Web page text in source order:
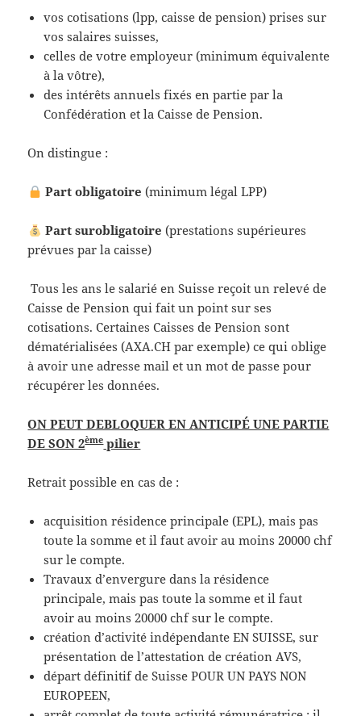
vos cotisations (lpp, caisse de pension) prises sur
vos salaires suisses,
celles de votre employeur (minimum équivalente
à la vôtre),
des intérêts annuels fixés en partie par la
Confédération et la Caisse de Pension.
On distingue :
Part obligatoire (minimum légal LPP)
Part surobligatoire (prestations supérieures
prévues par la caisse)
Tous les ans le salarié en Suisse reçoit un relevé de
Caisse de Pension qui fait un point sur ses
cotisations. Certaines Caisses de Pension sont
dématérialisées (AXA.CH par exemple) ce qui oblige
à avoir une adresse mail et un mot de passe pour
récupérer les données.
ON PEUT DEBLOQUER EN ANTICIPÉ UNE PARTIE
DE SON 2èmepilier
Retrait possible en cas de :
acquisition résidence principale (EPL), mais pas
toute la somme et il faut avoir au moins 20000 chf
sur le compte.
Travaux d’envergure dans la résidence
principale, mais pas toute la somme et il faut
avoir au moins 20000 chf sur le compte.
création d’activité indépendante EN SUISSE, sur
présentation de l’attestation de création AVS,
départ définitif de Suisse POUR UN PAYS NON
EUROPEEN,